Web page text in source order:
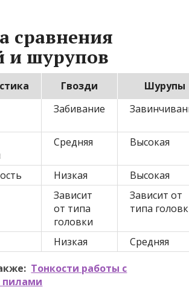
сравнения
и шурупов
Гвозди
Шурупы
Забивание
Средняя Высокая
Низкая
Высокая
Зависит
от типа
головки
Зависит от
типа
Низкая
Средняя
Тонкости работы с
пилами